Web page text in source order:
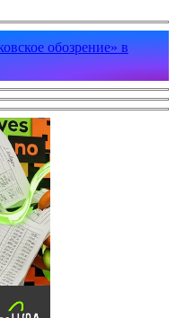
обозрение» в